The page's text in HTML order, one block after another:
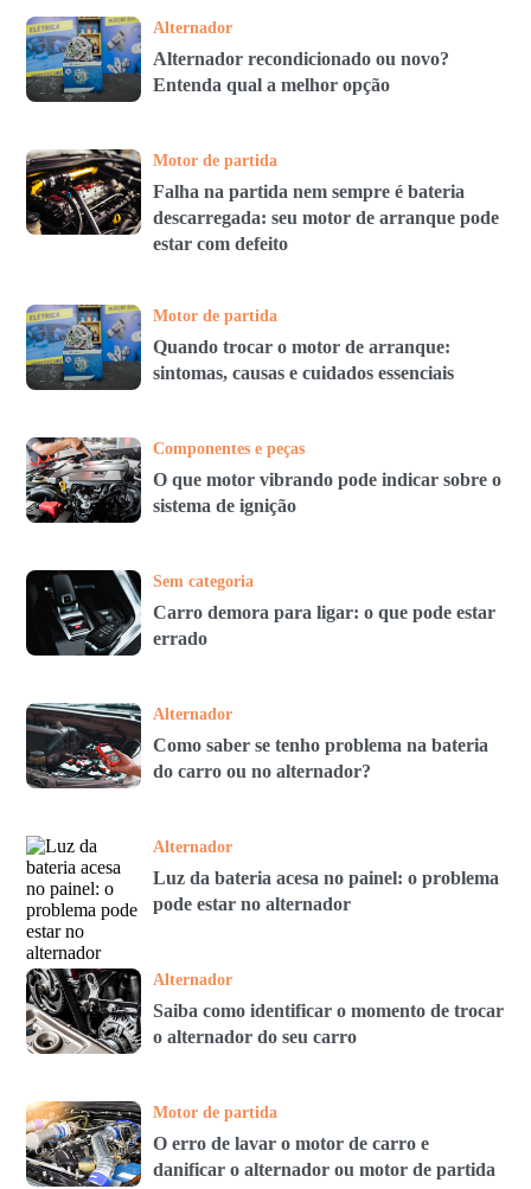
Alternador
Alternador recondicionado ou novo?
Entenda qual a melhor opção
Motor de partida
Falha na partida nem sempre é bateria
descarregada: seu motor de arranque pode
estar com defeito
Motor de partida
Quando trocar o motor de arranque:
sintomas, causas e cuidados essenciais
Componentes e peças
O que motor vibrando pode indicar sobre o
sistema de ignição
Sem categoria
Carro demora para ligar: o que pode estar
errado
Alternador
Como saber se tenho problema na bateria
do carro ou no alternador?
Alternador
Luz da bateria acesa no painel: o problema
pode estar no alternador
Alternador
Saiba como identificar o momento de trocar
o alternador do seu carro
Motor de partida
O erro de lavar o motor de carro e
danificar o alternador ou motor de partida